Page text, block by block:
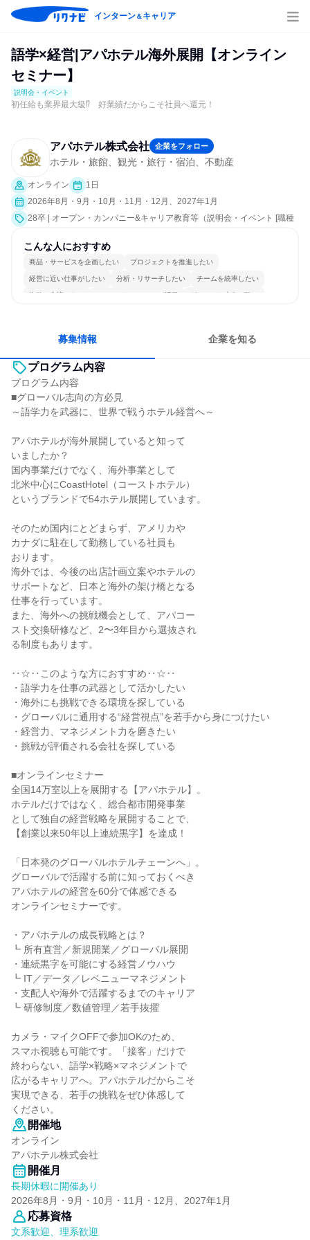
インターン＆キャリア
語学×経営|アパホテル海外展開【オンライン
セミナー】
説明会・イベント
初任給も業界最大級⁉ 好業績だからこそ社員へ還元！
アパホテル株式会社 企業をフォロー
ホテル・旅館、観光・旅行・宿泊、不動産
オンライン
1日
2026年8月・9月・10月・11月・12月、2027年1月
28卒 | オープン・カンパニー&キャリア教育等（説明会・イベント [職種
こんな人におすすめ
商品・サービスを企画したい プロジェクトを推進したい
経営に近い仕事がしたい 分析・リサーチしたい チームを統率したい
海外と交流したい コミュニケーションが活発 グローバル志向が強い
募集情報 企業を知る
プログラム内容
プログラム内容
■グローバル志向の方必見
～語学力を武器に、世界で戦うホテル経営へ～
アパホテルが海外展開していると知って
いましたか？
国内事業だけでなく、海外事業として
北米中心にCoastHotel（コーストホテル）
というブランドで54ホテル展開しています。
そのため国内にとどまらず、アメリカや
カナダに駐在して勤務している社員も
おります。
海外では、今後の出店計画立案やホテルの
サポートなど、日本と海外の架け橋となる
仕事を行っています。
また、海外への挑戦機会として、アパコー
スト交換研修など、2〜3年目から選抜され
る制度もあります。
‥☆‥このような方におすすめ‥☆‥
・語学力を仕事の武器として活かしたい
・海外にも挑戦できる環境を探している
・グローバルに通用する“経営視点”を若手から身につけたい
・経営力、マネジメント力を磨きたい
・挑戦が評価される会社を探している
■オンラインセミナー
全国14万室以上を展開する【アパホテル】。
ホテルだけではなく、総合都市開発事業
として独自の経営戦略を展開することで、
【創業以来50年以上連続黒字】を達成！
「日本発のグローバルホテルチェーンへ」。
グローバルで活躍する前に知っておくべき
アパホテルの経営を60分で体感できる
オンラインセミナーです。
・アパホテルの成長戦略とは？
┗ 所有直営／新規開業／グローバル展開
・連続黒字を可能にする経営ノウハウ
┗ IT／データ／レベニューマネジメント
・支配人や海外で活躍するまでのキャリア
┗ 研修制度／数値管理／若手抜擢
カメラ・マイクOFFで参加OKのため、
スマホ視聴も可能です。「接客」だけで
終わらない、語学×戦略×マネジメントで
広がるキャリアへ。アパホテルだからこそ
実現できる、若手の挑戦をぜひ体感して
ください。
開催地
オンライン
アパホテル株式会社
開催月
長期休暇に開催あり
2026年8月・9月・10月・11月・12月、2027年1月
応募資格
文系歓迎、理系歓迎